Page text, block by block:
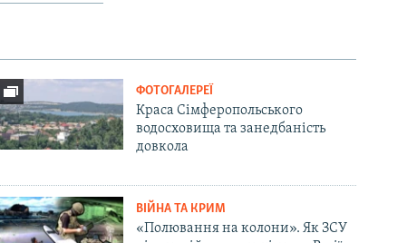
ФОТОГАЛЕРЕЇ
Краса Сімферопольського
водосховища та занедбаність
довкола
ВІЙНА ТА КРИМ
«Полювання на колони». Як ЗСУ